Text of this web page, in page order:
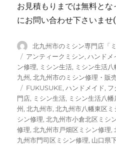
お見積もりまでは無料と
にお問い合わせ下さいま
投
稿
者
北九州市のミシン専門店「
カ
テ
ゴ
リ
ー
アンティークミシン,ハンドメ
ン修理, ミシン生活, ミシン生活八
九州 ,北九州市のミシン修理・販
タ
グ
FUKUSUKE,ハンドメイド, フ
門店, ミシン生活, ミシン生活八幡
州 ,北九州市,北九州市八幡東区ミ
シン修理,北九州市小倉北区ミシ
修理,北九州市戸畑区ミシン修理,
九州市門司区ミシン修理, 山口県